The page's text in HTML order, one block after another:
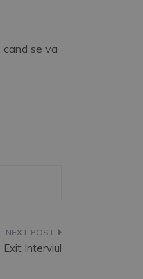
cand se va
Exit Interviul